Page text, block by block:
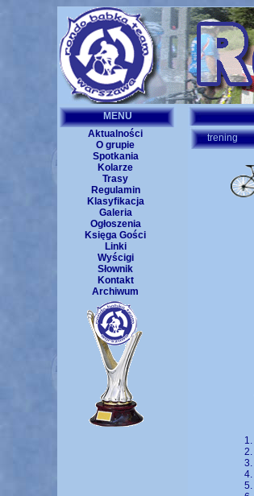
MENU
Aktualności
O grupie
Spotkania
Kolarze
Trasy
Regulamin
Klasyfikacja
Galeria
Ogłoszenia
Księga Gości
Linki
Wyścigi
Słownik
Kontakt
Archiwum
trening